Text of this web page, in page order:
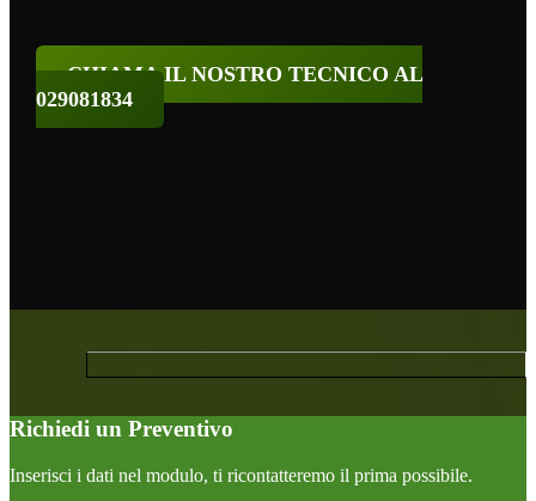
CHIAMA IL NOSTRO TECNICO AL
029081834
Richiedi un Preventivo
Inserisci i dati nel modulo, ti ricontatteremo il prima possibile.